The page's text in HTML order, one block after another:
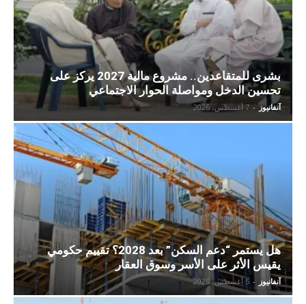
بشرى للمتقاعدين.. مشروع مالية 2027 يركز على
تحسين الدخل ومواصلة الحوار الاجتماعي
آنفانيوز - 7 أغسطس، 2026
هل يستمر “دعم السكن” بعد 2028؟ تقييم حكومي
يقيس الأثر على الأسر وسوق العقار
آنفانيوز - 5 أغسطس، 2026